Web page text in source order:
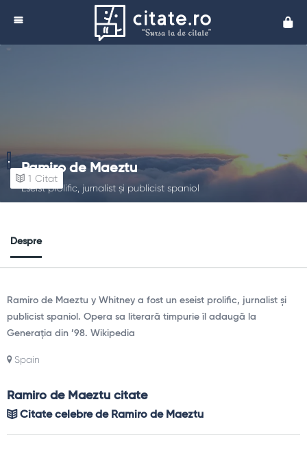
Ramiro de Maeztu
Eseist prolific, jurnalist și publicist spaniol
1 Citat
Despre
Ramiro de Maeztu y Whitney a fost un eseist prolific, jurnalist și
publicist spaniol. Opera sa literară timpurie îl adaugă la
Generația din ’98. Wikipedia
Spain
Ramiro de Maeztu citate
Citate celebre de Ramiro de Maeztu